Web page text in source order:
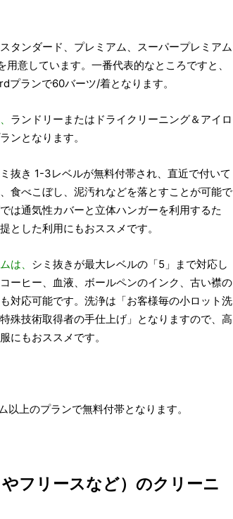
タンダード、プレミアム、スーパープレミアム
用意しています。一番代表的なところですと、
プランで60バーツ/着となります。
ランドリーまたはドライクリーニング＆アイロ
ンとなります。
抜き 1-3レベルが無料付帯され、直近で付いて
食べこぼし、泥汚れなどを落とすことが可能で
は通気性カバーと立体ハンガーを利用するた
とした利用にもおススメです。
は、 シミ抜きが最大レベルの「5」まで対応し
ーヒー、血液、ボールペンのインク、古い襟の
対応可能です。洗浄は「お客様毎の小ロット洗
殊技術取得者の手仕上げ」となりますので、高
にもおススメです。
上のプランで無料付帯となります。
フリースなど）のクリーニ